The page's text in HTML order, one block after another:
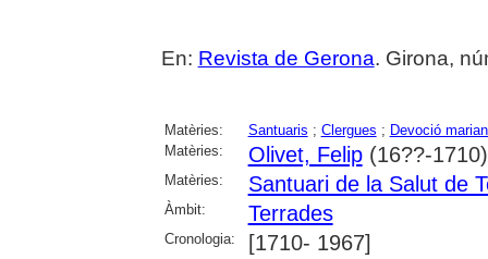
En: Revista de Gerona. Girona,
Matèries: Santuaris ; Clergues ; Devoció
Matèries:
Olivet, Felip(16??-1710)
Matèries: Santuari de la Salut de
Àmbit: Terrades
Cronologia: [1710- 1967]